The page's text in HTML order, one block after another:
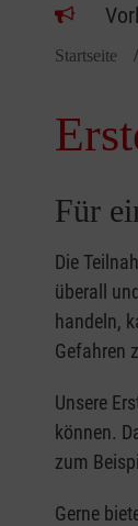
Startseite
Für
Die
überall
handeln,
Gefahren
Unsere
können.
zum
Gerne